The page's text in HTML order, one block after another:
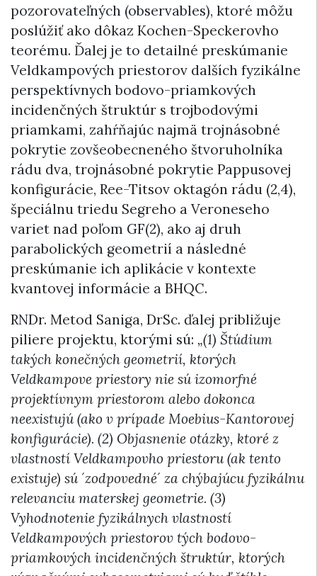
pozorovateľných (observables), ktoré môžu
poslúžiť ako dôkaz Kochen-Speckerovho
teorému. Ďalej je to detailné preskúmanie
Veldkampových priestorov dalších fyzikálne
perspektívnych bodovo-priamkových
incidenčných štruktúr s trojbodovými
priamkami, zahŕňajúc najmä trojnásobné
pokrytie zovšeobecneného štvoruholníka
rádu dva, trojnásobné pokrytie Pappusovej
konfigurácie, Ree-Titsov oktagón rádu (2,4),
špeciálnu triedu Segreho a Veroneseho
variet nad poľom GF(2), ako aj druh
parabolických geometrií a následné
preskúmanie ich aplikácie v kontexte
kvantovej informácie a BHQC.
RNDr. Metod Saniga, DrSc. ďalej približuje
piliere projektu, ktorými sú: „(1) Štúdium
takých konečných geometrií, ktorých
Veldkampove priestory nie sú izomorfné
projektívnym priestorom alebo dokonca
neexistujú (ako v prípade Moebius-Kantorovej
konfigurácie). (2) Objasnenie otázky, ktoré z
vlastností Veldkampovho priestoru (ak tento
existuje) sú ´zodpovedné´ za chýbajúcu fyzikálnu
relevanciu materskej geometrie. (3)
Vyhodnotenie fyzikálnych vlastností
Veldkampových priestorov tých bodovo-
priamkových incidenčných štruktúr, ktorých